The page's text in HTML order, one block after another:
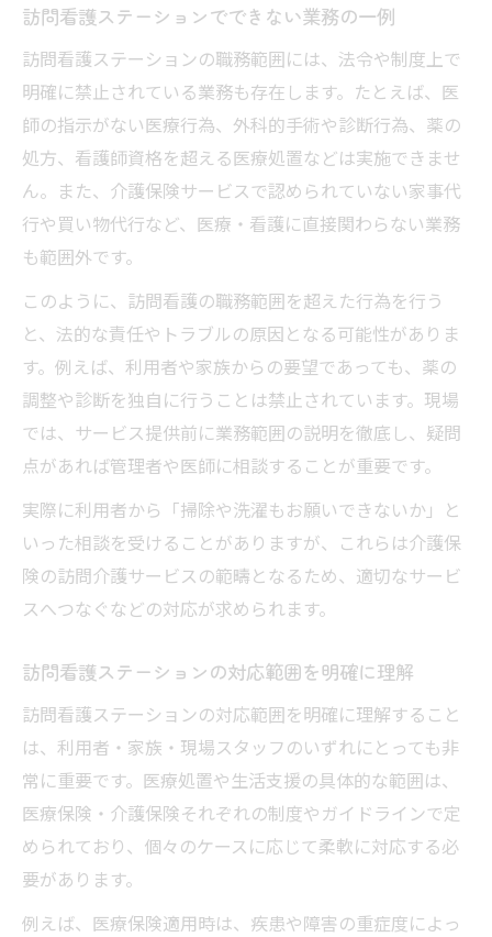
訪問看護ステーションでできない業務の一例
訪問看護ステーションの職務範囲には、法令や制度上で
明確に禁止されている業務も存在します。たとえば、医
師の指示がない医療行為、外科的手術や診断行為、薬の
処方、看護師資格を超える医療処置などは実施できませ
ん。また、介護保険サービスで認められていない家事代
行や買い物代行など、医療・看護に直接関わらない業務
も範囲外です。
このように、訪問看護の職務範囲を超えた行為を行う
と、法的な責任やトラブルの原因となる可能性がありま
す。例えば、利用者や家族からの要望であっても、薬の
調整や診断を独自に行うことは禁止されています。現場
では、サービス提供前に業務範囲の説明を徹底し、疑問
点があれば管理者や医師に相談することが重要です。
実際に利用者から「掃除や洗濯もお願いできないか」と
いった相談を受けることがありますが、これらは介護保
険の訪問介護サービスの範疇となるため、適切なサービ
スへつなぐなどの対応が求められます。
訪問看護ステーションの対応範囲を明確に理解
訪問看護ステーションの対応範囲を明確に理解すること
は、利用者・家族・現場スタッフのいずれにとっても非
常に重要です。医療処置や生活支援の具体的な範囲は、
医療保険・介護保険それぞれの制度やガイドラインで定
められており、個々のケースに応じて柔軟に対応する必
要があります。
例えば、医療保険適用時は、疾患や障害の重症度によっ